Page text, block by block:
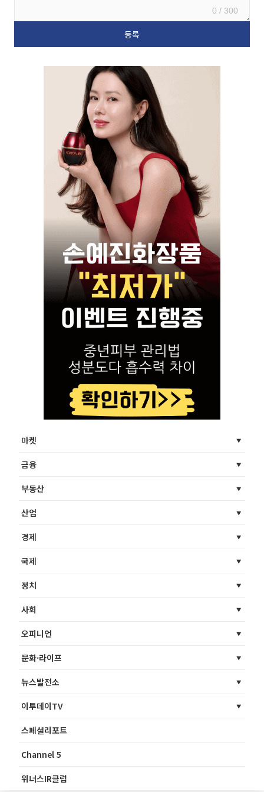
0 / 300
마켓
금융
부동산
산업
경제
국제
정치
사회
오피니언
문화·라이프
뉴스발전소
이투데이TV
스페셜리포트
Channel 5
위너스IR클럽